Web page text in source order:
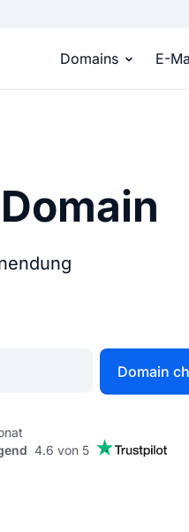
Domains
Top
Über
Erstelle
E-
Domain
4.6 von 5